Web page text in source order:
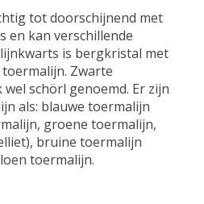
tot doorschijnend met
en kan verschillende
is bergkristal met
Zwarte
schörl genoemd. Er zijn
als: blauwe toermalijn
groene toermalijn,
bruine toermalijn
toermalijn.